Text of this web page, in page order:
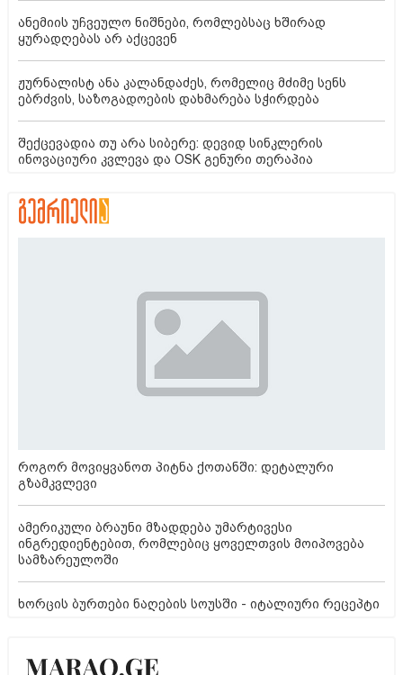
ანემიის უჩვეულო ნიშნები, რომლებსაც ხშირად
ყურადღებას არ აქცევენ
ჟურნალისტ ანა კალანდაძეს, რომელიც მძიმე სენს
ებრძვის, საზოგადოების დახმარება სჭირდება
შექცევადია თუ არა სიბერე: დევიდ სინკლერის
ინოვაციური კვლევა და OSK გენური თერაპია
როგორ მოვიყვანოთ პიტნა ქოთანში: დეტალური
გზამკვლევი
ამერიკული ბრაუნი მზადდება უმარტივესი
ინგრედიენტებით, რომლებიც ყოველთვის მოიპოვება
სამზარეულოში
ხორცის ბურთები ნაღების სოუსში - იტალიური რეცეპტი